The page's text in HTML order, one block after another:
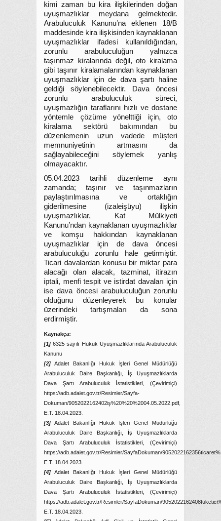
kimi zaman bu kira ilişkilerinden doğan
uyuşmazlıklar meydana gelmektedir.
Arabuluculuk Kanunu’na eklenen 18/B
maddesinde kira ilişkisinden kaynaklanan
uyuşmazlıklar ifadesi kullanıldığından,
zorunlu arabuluculuğun yalnızca
taşınmaz kiralarında değil, oto kiralama
gibi taşınır kiralamalarından kaynaklanan
uyuşmazlıklar için de dava şartı haline
geldiği söylenebilecektir. Dava öncesi
zorunlu arabuluculuk süreci,
uyuşmazlığın taraflarını hızlı ve dostane
yöntemle çözüme yönelttiği için, oto
kiralama sektörü bakımından bu
düzenlemenin uzun vadede müşteri
memnuniyetinin artmasını da
sağlayabileceğini söylemek yanlış
olmayacaktır.
05.04.2023 tarihli düzenleme aynı
zamanda; taşınır ve taşınmazların
paylaştırılmasına ve ortaklığın
giderilmesine (izaleişüyu) ilişkin
uyuşmazlıklar, Kat Mülkiyeti
Kanunu’ndan kaynaklanan uyuşmazlıklar
ve komşu hakkından kaynaklanan
uyuşmazlıklar için de dava öncesi
arabuluculuğu zorunlu hale getirmiştir.
Ticari davalardan konusu bir miktar para
alacağı olan alacak, tazminat, itirazın
iptali, menfi tespit ve istirdat davaları için
ise dava öncesi arabuluculuğun zorunlu
olduğunu düzenleyerek bu konular
üzerindeki tartışmaları da sona
erdirmiştir.
Kaynakça:
[1] 6325 sayılı Hukuk Uyuşmazlıklarında Arabuluculuk
Kanunu
[2] Adalet Bakanlığı Hukuk İşleri Genel Müdürlüğü
Arabuluculuk Daire Başkanlığı, İş Uyuşmazlıklarda
Dava Şartı Arabuluculuk İstatistikleri, (Çevirimiçi)
https://adb.adalet.gov.tr/Resimler/Sayfa-
Dokuman/9052022162402iş%20%20%2004.05.2022.pdf,
E.T. 18.04.2023.
[3] Adalet Bakanlığı Hukuk İşleri Genel Müdürlüğü
Arabuluculuk Daire Başkanlığı, İş Uyuşmazlıklarda
Dava Şartı Arabuluculuk İstatistikleri, (Çevirimiçi)
https://adb.adalet.gov.tr/Resimler/SayfaDokuman/
E.T. 18.04.2023.
[4] Adalet Bakanlığı Hukuk İşleri Genel Müdürlüğü
Arabuluculuk Daire Başkanlığı, İş Uyuşmazlıklarda
Dava Şartı Arabuluculuk İstatistikleri, (Çevirimiçi)
https://adb.adalet.gov.tr/Resimler/SayfaDokuman/
E.T. 18.04.2023.